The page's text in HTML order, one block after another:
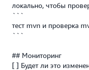
локально, чтобы
```
тест mvn и проверка
```
## Мониторинг
[ ] Будет ли это